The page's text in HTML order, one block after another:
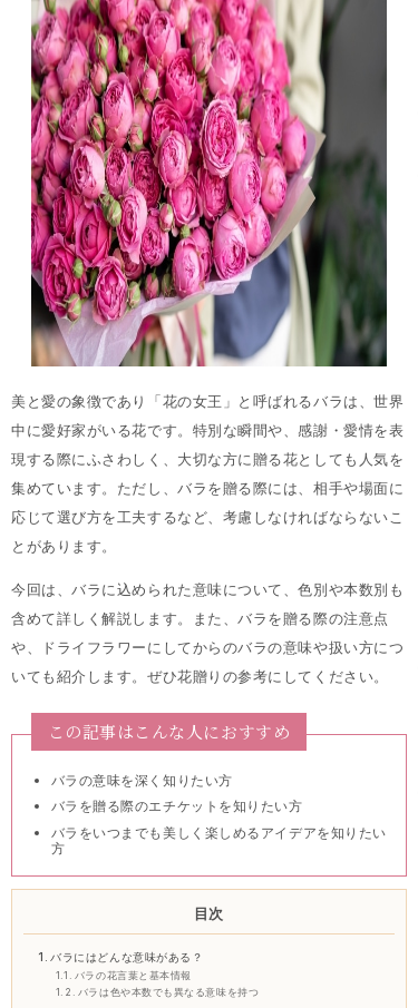
美と愛の象徴であり「花の女王」と呼ばれるバラは、世界
中に愛好家がいる花です。特別な瞬間や、感謝・愛情を表
現する際にふさわしく、大切な方に贈る花としても人気を
集めています。ただし、バラを贈る際には、相手や場面に
応じて選び方を工夫するなど、考慮しなければならないこ
とがあります。
今回は、バラに込められた意味について、色別や本数別も
含めて詳しく解説します。また、バラを贈る際の注意点
や、ドライフラワーにしてからのバラの意味や扱い方につ
いても紹介します。ぜひ花贈りの参考にしてください。
この記事はこんな人におすすめ
バラの意味を深く知りたい方
バラを贈る際のエチケットを知りたい方
バラをいつまでも美しく楽しめるアイデアを知りたい
方
目次
バラにはどんな意味がある？
バラの花言葉と基本情報
バラは色や本数でも異なる意味を持つ